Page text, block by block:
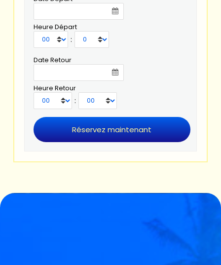
Heure Départ
:
Date Retour
Heure Retour
: